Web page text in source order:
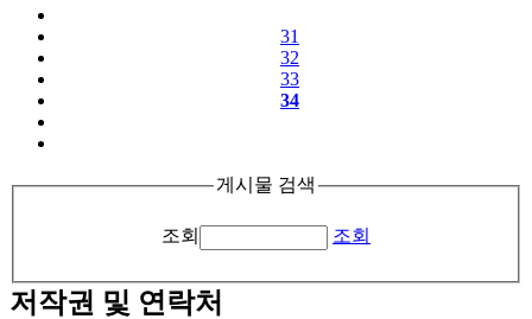
31
32
33
34
게시물 검색
조회 조회
저작권 및 연락처